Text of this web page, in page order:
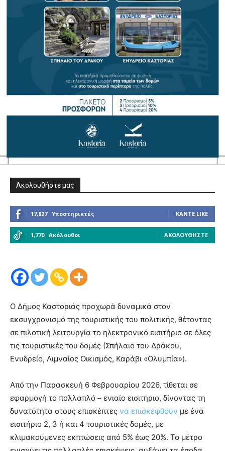
Ακολουθήστε μας
17,827 Υποστηρικτές ΚΆΝΤΕ LIKE
1,770 Ακόλουθοι ΑΚΟΛΟΥΘΉΣΤΕ
Ο Δήμος Καστοριάς προχωρά δυναμικά στον
εκσυγχρονισμό της τουριστικής του πολιτικής, θέτοντας
σε πιλοτική λειτουργία το ηλεκτρονικό εισιτήριο σε όλες
τις τουριστικές του δομές (Σπήλαιο του Δράκου,
Ενυδρείο, Λιμναίος Οικισμός, Καράβι «Ολυμπία»).
Από την Παρασκευή 6 Φεβρουαρίου 2026, τίθεται σε
εφαρμογή το πολλαπλό – ενιαίο εισιτήριο, δίνοντας τη
δυνατότητα στους επισκέπτες να επισκεφθούν με ένα
εισιτήριο 2, 3 ή και 4 τουριστικές δομές, με
κλιμακούμενες εκπτώσεις από 5% έως 20%. Το μέτρο